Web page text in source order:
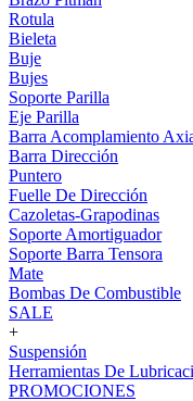
Rotula
Bieleta
Buje
Bujes
Soporte Parilla
Eje Parilla
Barra Acomplamiento
Barra Dirección
Puntero
Fuelle De Dirección
Cazoletas-Grapodinas
Soporte Amortiguador
Soporte Barra Tensora
Mate
Bombas De Combustible
SALE
+
Suspensión
Herramientas De
PROMOCIONES